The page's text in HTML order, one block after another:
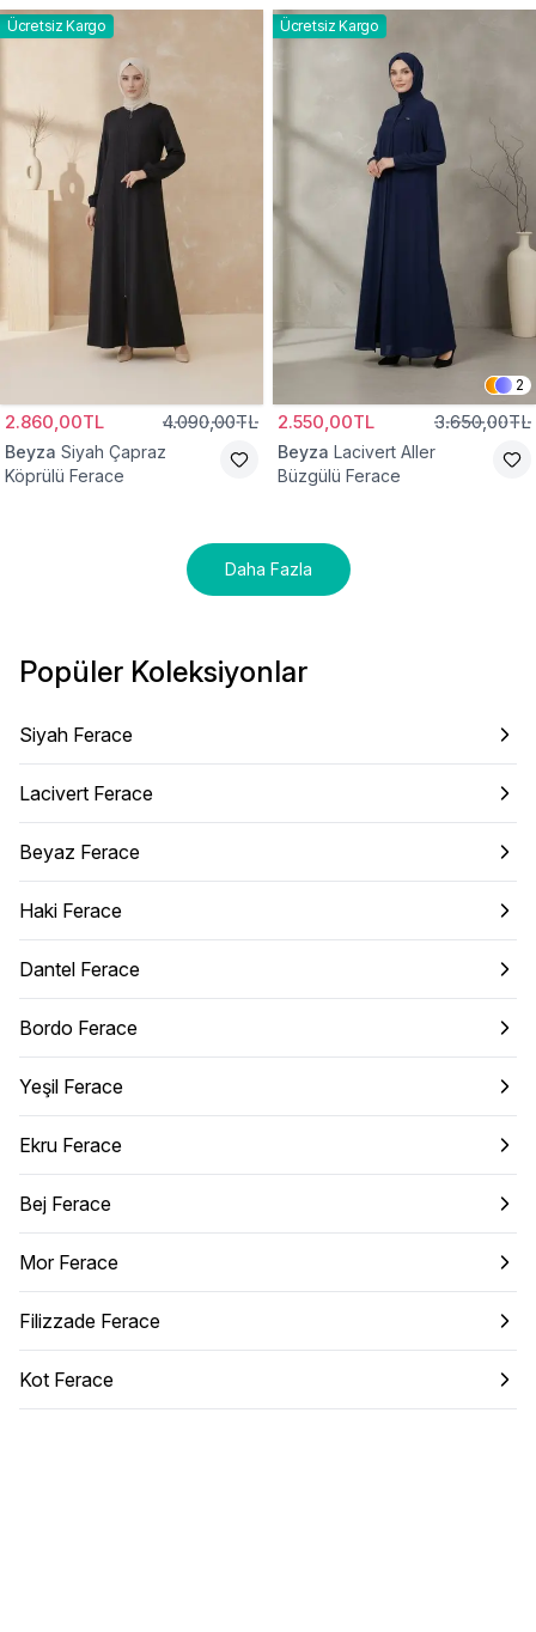
Ücretsiz Kargo
2.860,00TL 4.090,00TL
Beyza Siyah Çapraz
Köprülü Ferace
Ücretsiz Kargo
2
2.550,00TL 3.650,00TL
Beyza Lacivert Aller
Büzgülü Ferace
Daha Fazla
Popüler Koleksiyonlar
Siyah Ferace
Lacivert Ferace
Beyaz Ferace
Haki Ferace
Dantel Ferace
Bordo Ferace
Yeşil Ferace
Ekru Ferace
Bej Ferace
Mor Ferace
Filizzade Ferace
Kot Ferace